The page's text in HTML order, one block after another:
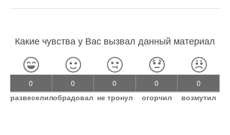
Какие чувства у Вас вызвал данный материал
0
развеселил
0
обрадовал
0
не тронул
0
огорчил
0
возмутил